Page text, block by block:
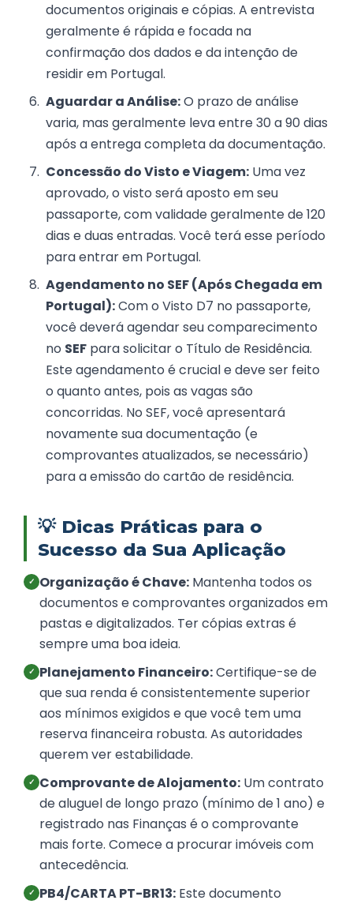
documentos originais e cópias. A entrevista
geralmente é rápida e focada na
confirmação dos dados e da intenção de
residir em Portugal.
Aguardar a Análise:O prazo de análise
varia, mas geralmente leva entre 30 a 90 dias
após a entrega completa da documentação.
Concessão do Visto e Viagem: Uma vez
aprovado, o visto será aposto em seu
passaporte, com validade geralmente de 120
dias e duas entradas. Você terá esse período
para entrar em Portugal.
Agendamento no SEF (Após Chegada em
Portugal):Com o Visto D7 no passaporte,
você deverá agendar seu comparecimento
no SEF para solicitar o Título de Residência.
Este agendamento é crucial e deve ser feito
o quanto antes, pois as vagas são
concorridas. No SEF, você apresentará
novamente sua documentação (e
comprovantes atualizados, se necessário)
para a emissão do cartão de residência.
💡 Dicas Práticas para o
Sucesso da Sua Aplicação
✓ Organização é Chave: Mantenha todos os
documentos e comprovantes organizados em
pastas e digitalizados. Ter cópias extras é
sempre uma boa ideia.
✓ Planejamento Financeiro:Certifique-se de
que sua renda é consistentemente superior
aos mínimos exigidos e que você tem uma
reserva financeira robusta. As autoridades
querem ver estabilidade.
✓ Comprovante de Alojamento: Um contrato
de aluguel de longo prazo (mínimo de 1 ano) e
registrado nas Finanças é o comprovante
mais forte. Comece a procurar imóveis com
antecedência.
✓ PB4/CARTA PT-BR13: Este documento